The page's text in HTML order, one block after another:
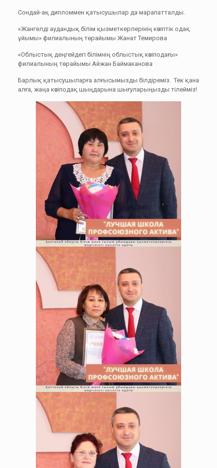
Сондай-ақ дипломмен қатысушылар да марапатталды.
«Жангелді аудандық білім қызметкерлерінің кәсіптік одақ
ұйымы» филиалының төрайымы Жанат Темирова
«Облыстық деңгейдегі білімнің облыстық кәсіподағы»
филиалының төрайымы Айжан Баймаканова
Барлық қатысушыларға алғысымызды білдіреміз. Тек қана
алға, жаңа кәсіподақ шыңдарына шығуларыңызды тілейміз!